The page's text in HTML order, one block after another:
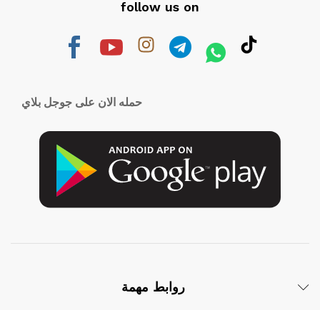
follow us on
حمله الان على جوجل بلاي
روابط مهمة